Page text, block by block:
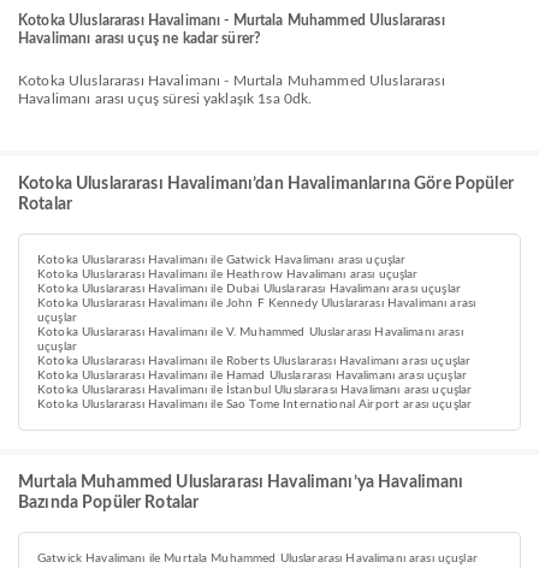
Kotoka Uluslararası Havalimanı - Murtala Muhammed Uluslararası
Havalimanı arası uçuş ne kadar sürer?
Kotoka Uluslararası Havalimanı - Murtala Muhammed Uluslararası
Havalimanı arası uçuş süresi yaklaşık 1sa 0dk.
Kotoka Uluslararası Havalimanı’dan Havalimanlarına Göre Popüler
Rotalar
Kotoka Uluslararası Havalimanı ile Gatwick Havalimanı arası uçuşlar
Kotoka Uluslararası Havalimanı ile Heathrow Havalimanı arası uçuşlar
Kotoka Uluslararası Havalimanı ile Dubai Uluslararası Havalimanı arası uçuşlar
Kotoka Uluslararası Havalimanı ile John F Kennedy Uluslararası Havalimanı arası
uçuşlar
Kotoka Uluslararası Havalimanı ile V. Muhammed Uluslararası Havalimanı arası
uçuşlar
Kotoka Uluslararası Havalimanı ile Roberts Uluslararası Havalimanı arası uçuşlar
Kotoka Uluslararası Havalimanı ile Hamad Uluslararası Havalimanı arası uçuşlar
Kotoka Uluslararası Havalimanı ile İstanbul Uluslararası Havalimanı arası uçuşlar
Kotoka Uluslararası Havalimanı ile Sao Tome International Airport arası uçuşlar
Murtala Muhammed Uluslararası Havalimanı’ya Havalimanı
Bazında Popüler Rotalar
Gatwick Havalimanı ile Murtala Muhammed Uluslararası Havalimanı arası uçuşlar